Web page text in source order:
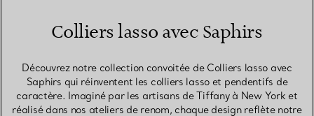
Colliers lasso avec Saphirs
Découvrez notre collection convoitée de Colliers lasso avec
Saphirs qui réinventent les colliers lasso et pendentifs de
caractère. Imaginé par les artisans de Tiffany à New York et
réalisé dans nos ateliers de renom, chaque design reflète notre